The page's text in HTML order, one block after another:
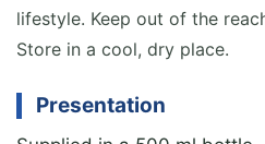
lifestyle. Keep out of the
Store in a cool, dry place.
Presentation